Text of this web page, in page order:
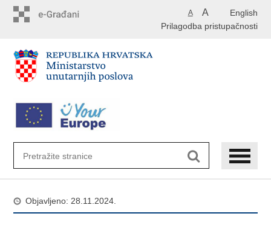
English
A A
Prilagodba pristupačnosti
Objavljeno: 28.11.2024.